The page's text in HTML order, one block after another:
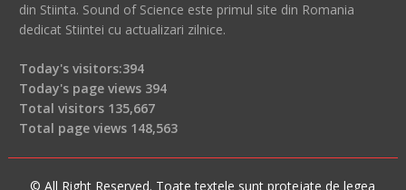
din Stiinta. Sound of Science este primul site din Romania
dedicat Stiintei cu actualizari zilnice.
Today's visitors:394
Today's page views 394
Total visitors 135,667
Total page views 148,563
© All Right Reserved. Toate textele sunt protejate de legea